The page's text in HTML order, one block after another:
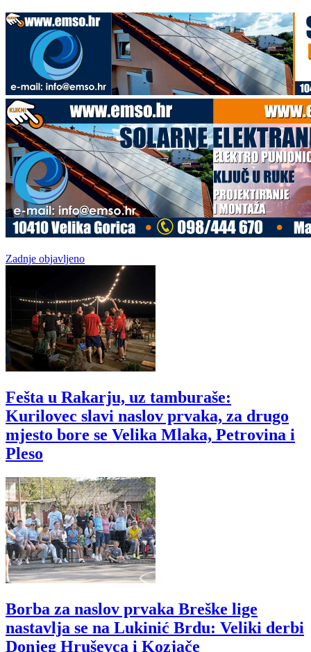
Zadnje objavljeno
Fešta u Rakarju, uz tamburaše:
Kurilovec slavi naslov prvaka, za drugo
mjesto bore se Velika Mlaka, Petrovina i
Pleso
Borba za naslov prvaka Breške lige
nastavlja se na Lukinić Brdu: Veliki derbi
Donjeg Hruševca i Kozjače